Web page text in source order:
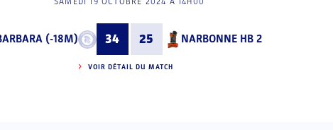
(-18M) 34 25 NARBONNE HB 2
VOIR DÉTAIL DU MATCH